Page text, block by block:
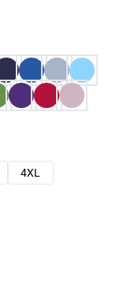
4XL